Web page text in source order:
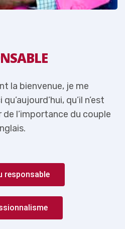
la bienvenue, je me
qu’il n’est
l’importance du couple
responsable